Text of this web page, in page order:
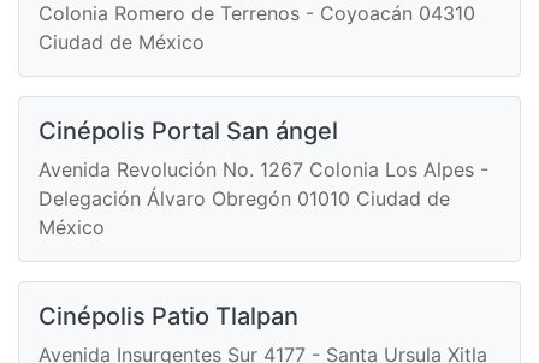
Colonia Romero de Terrenos - Coyoacán 04310
Ciudad de México
Cinépolis Portal San ángel
Avenida Revolución No. 1267 Colonia Los Alpes -
Delegación Álvaro Obregón 01010 Ciudad de
México
Cinépolis Patio Tlalpan
Avenida Insurgentes Sur 4177 - Santa Ursula Xitla